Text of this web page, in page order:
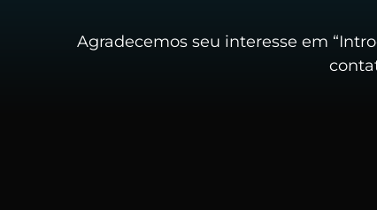
Agradecemos seu interesse em